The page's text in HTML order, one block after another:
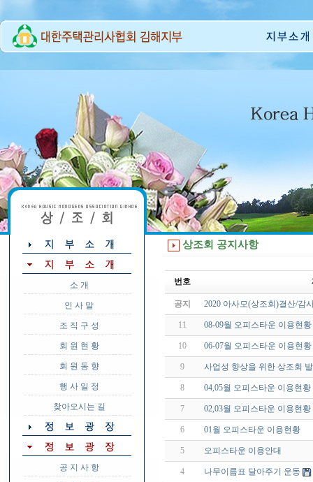
소 개
인 사 말
조 직 구 성
회 원 현 황
회 원 동 향
행 사 일 정
찾아오시는 길
공 지 사 항
상조회 공지사항
번호
공지 2020 아사모(상조회)결산/감
11 08-09월 오피스타운 이용현황
10 06-07월 오피스타운 이용현황
9 사업성 향상을 위한 상조회
8 04,05월 오피스타운 이용현황
7 02,03월 오피스타운 이용현황
6 01월 오피스타운 이용현황
5 오피스타운 이용안대
4 나무이름표 달아주기 운동